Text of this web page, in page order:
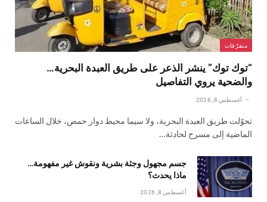
متفرّقات
“توك توك” ينشر الذعر على طريق العبدة البحرية…
والضحية يروي التفاصيل
أغسطس 8, 2026
تحوّلت طريق العبدة البحرية، ولا سيما محيط دوار حمص، خلال الساعات
الماضية إلى مسرح لحادثة…
جسم مجهول وجثة بشرية ونقوش غير مفهومة…
ماذا يحدث؟
أغسطس 8, 2026